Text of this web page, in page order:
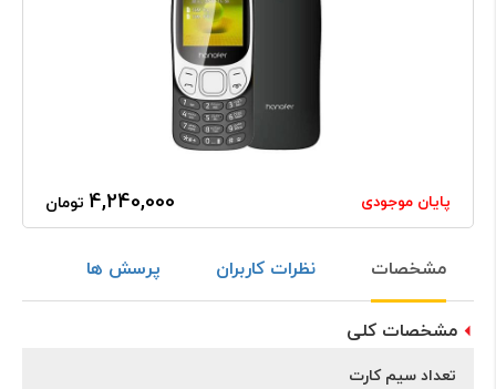
4,240,000 تومان پایان موجودی
مشخصات نظرات کاربران پرسش ها
مشخصات کلی
تعداد سیم کارت